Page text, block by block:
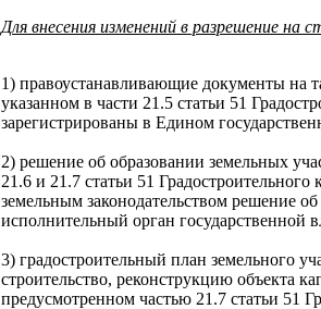
Для внесения изменений в разрешение на
1) правоустанавливающие документы на
указанном в части 21.5 статьи 51
зарегистрированы в Едином
2) решение об образовании земельных
21.6 и 21.7 статьи 51
земельным законодательством решение
исполнительный орган государственной
3) градостроительный план земельного
строительство, реконструкцию объекта
предусмотренном частью 21.7 статьи 51